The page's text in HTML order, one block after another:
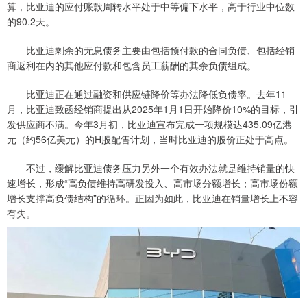
算，比亚迪的应付账款周转水平处于中等偏下水平，高于行业中位数
的90.2天。
比亚迪剩余的无息债务主要由包括预付款的合同负债、包括经销
商返利在内的其他应付款和包含员工薪酬的其余负债组成。
比亚迪正在通过融资和供应链降价等办法降低负债率。去年11
月，比亚迪致函经销商提出从2025年1月1日开始降价10%的目标，引
发供应商不满。今年3月初，比亚迪宣布完成一项规模达435.09亿港
元（约56亿美元）的H股配售计划，当时比亚迪的股价正处于高点。
不过，缓解比亚迪债务压力另外一个有效办法就是维持销量的快
速增长，形成“高负债维持高研发投入、高市场分额增长；高市场份额
增长支撑高负债结构”的循环。正因为如此，比亚迪在销量增长上不容
有失。